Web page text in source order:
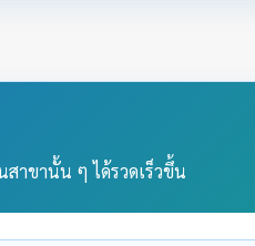
สาขานั้น ๆ ได้รวดเร็วขึ้น